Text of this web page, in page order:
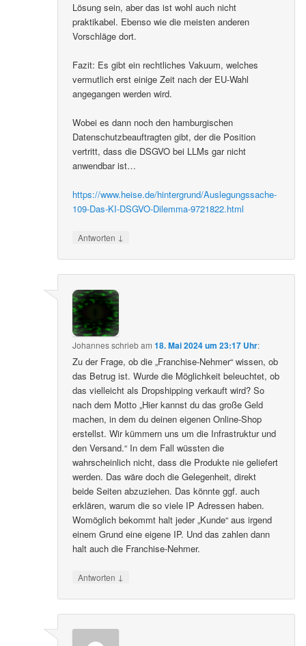
Lösung sein, aber das ist wohl auch nicht
praktikabel. Ebenso wie die meisten anderen
Vorschläge dort.
Fazit: Es gibt ein rechtliches Vakuum, welches
vermutlich erst einige Zeit nach der EU-Wahl
angegangen werden wird.
Wobei es dann noch den hamburgischen
Datenschutzbeauftragten gibt, der die Position
vertritt, dass die DSGVO bei LLMs gar nicht
anwendbar ist…
https://www.heise.de/hintergrund/Auslegungssache-
109-Das-KI-DSGVO-Dilemma-9721822.html
Antworten ↓
Johannesschriebam18. Mai 2024 um 23:17 Uhr:
Zu der Frage, ob die „Franchise-Nehmer“ wissen, ob
das Betrug ist. Wurde die Möglichkeit beleuchtet, ob
das vielleicht als Dropshipping verkauft wird? So
nach dem Motto „Hier kannst du das große Geld
machen, in dem du deinen eigenen Online-Shop
erstellst. Wir kümmern uns um die Infrastruktur und
den Versand.“ In dem Fall wüssten die
wahrscheinlich nicht, dass die Produkte nie geliefert
werden. Das wäre doch die Gelegenheit, direkt
beide Seiten abzuziehen. Das könnte ggf. auch
erklären, warum die so viele IP Adressen haben.
Womöglich bekommt halt jeder „Kunde“ aus irgend
einem Grund eine eigene IP. Und das zahlen dann
halt auch die Franchise-Nehmer.
Antworten ↓